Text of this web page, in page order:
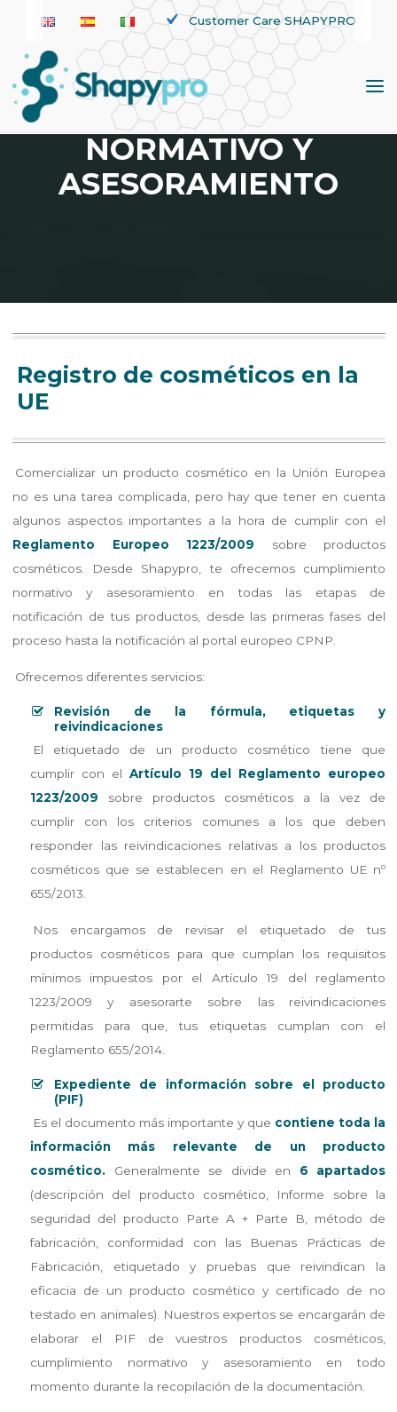
contenido
Customer Care SHAPYPRO
CUMPLIMIENTO
NORMATIVO Y
ASESORAMIENTO
Registro de cosméticos en la
UE
Comercializar un producto cosmético en la Unión Europea
no es una tarea complicada, pero hay que tener en cuenta
algunos aspectos importantes a la hora de cumplir con el
Reglamento Europeo 1223/2009 sobre productos
cosméticos. Desde Shapypro, te ofrecemos cumplimiento
normativo y asesoramiento en todas las etapas de
notificación de tus productos, desde las primeras fases del
proceso hasta la notificación al portal europeo CPNP.
Ofrecemos diferentes servicios:
Revisión de la fórmula, etiquetas y
reivindicaciones
El etiquetado de un producto cosmético tiene que
cumplir con el Artículo 19 del Reglamento europeo
1223/2009 sobre productos cosméticos a la vez de
cumplir con los criterios comunes a los que deben
responder las reivindicaciones relativas a los productos
cosméticos que se establecen en el Reglamento UE nº
655/2013.
Nos encargamos de revisar el etiquetado de tus
productos cosméticos para que cumplan los requisitos
mínimos impuestos por el Artículo 19 del reglamento
1223/2009 y asesorarte sobre las reivindicaciones
permitidas para que, tus etiquetas cumplan con el
Reglamento 655/2014.
Expediente de información sobre el producto
(PIF)
Es el documento más importante y que contiene toda la
información más relevante de un producto
cosmético.Generalmente se divide en
6 apartados
(descripción del producto cosmético, Informe sobre la
seguridad del producto Parte A + Parte B, método de
fabricación, conformidad con las Buenas Prácticas de
Fabricación, etiquetado y pruebas que reivindican la
eficacia de un producto cosmético y certificado de no
testado en animales). Nuestros expertos se encargarán de
elaborar el PIF de vuestros productos cosméticos,
cumplimiento normativo y asesoramiento en todo
momento durante la recopilación de la documentación.